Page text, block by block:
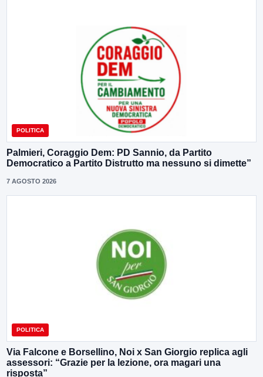
POLITICA
Palmieri, Coraggio Dem: PD Sannio, da Partito
Democratico a Partito Distrutto ma nessuno si dimette”
7 AGOSTO 2026
POLITICA
Via Falcone e Borsellino, Noi x San Giorgio replica agli
assessori: “Grazie per la lezione, ora magari una
risposta”